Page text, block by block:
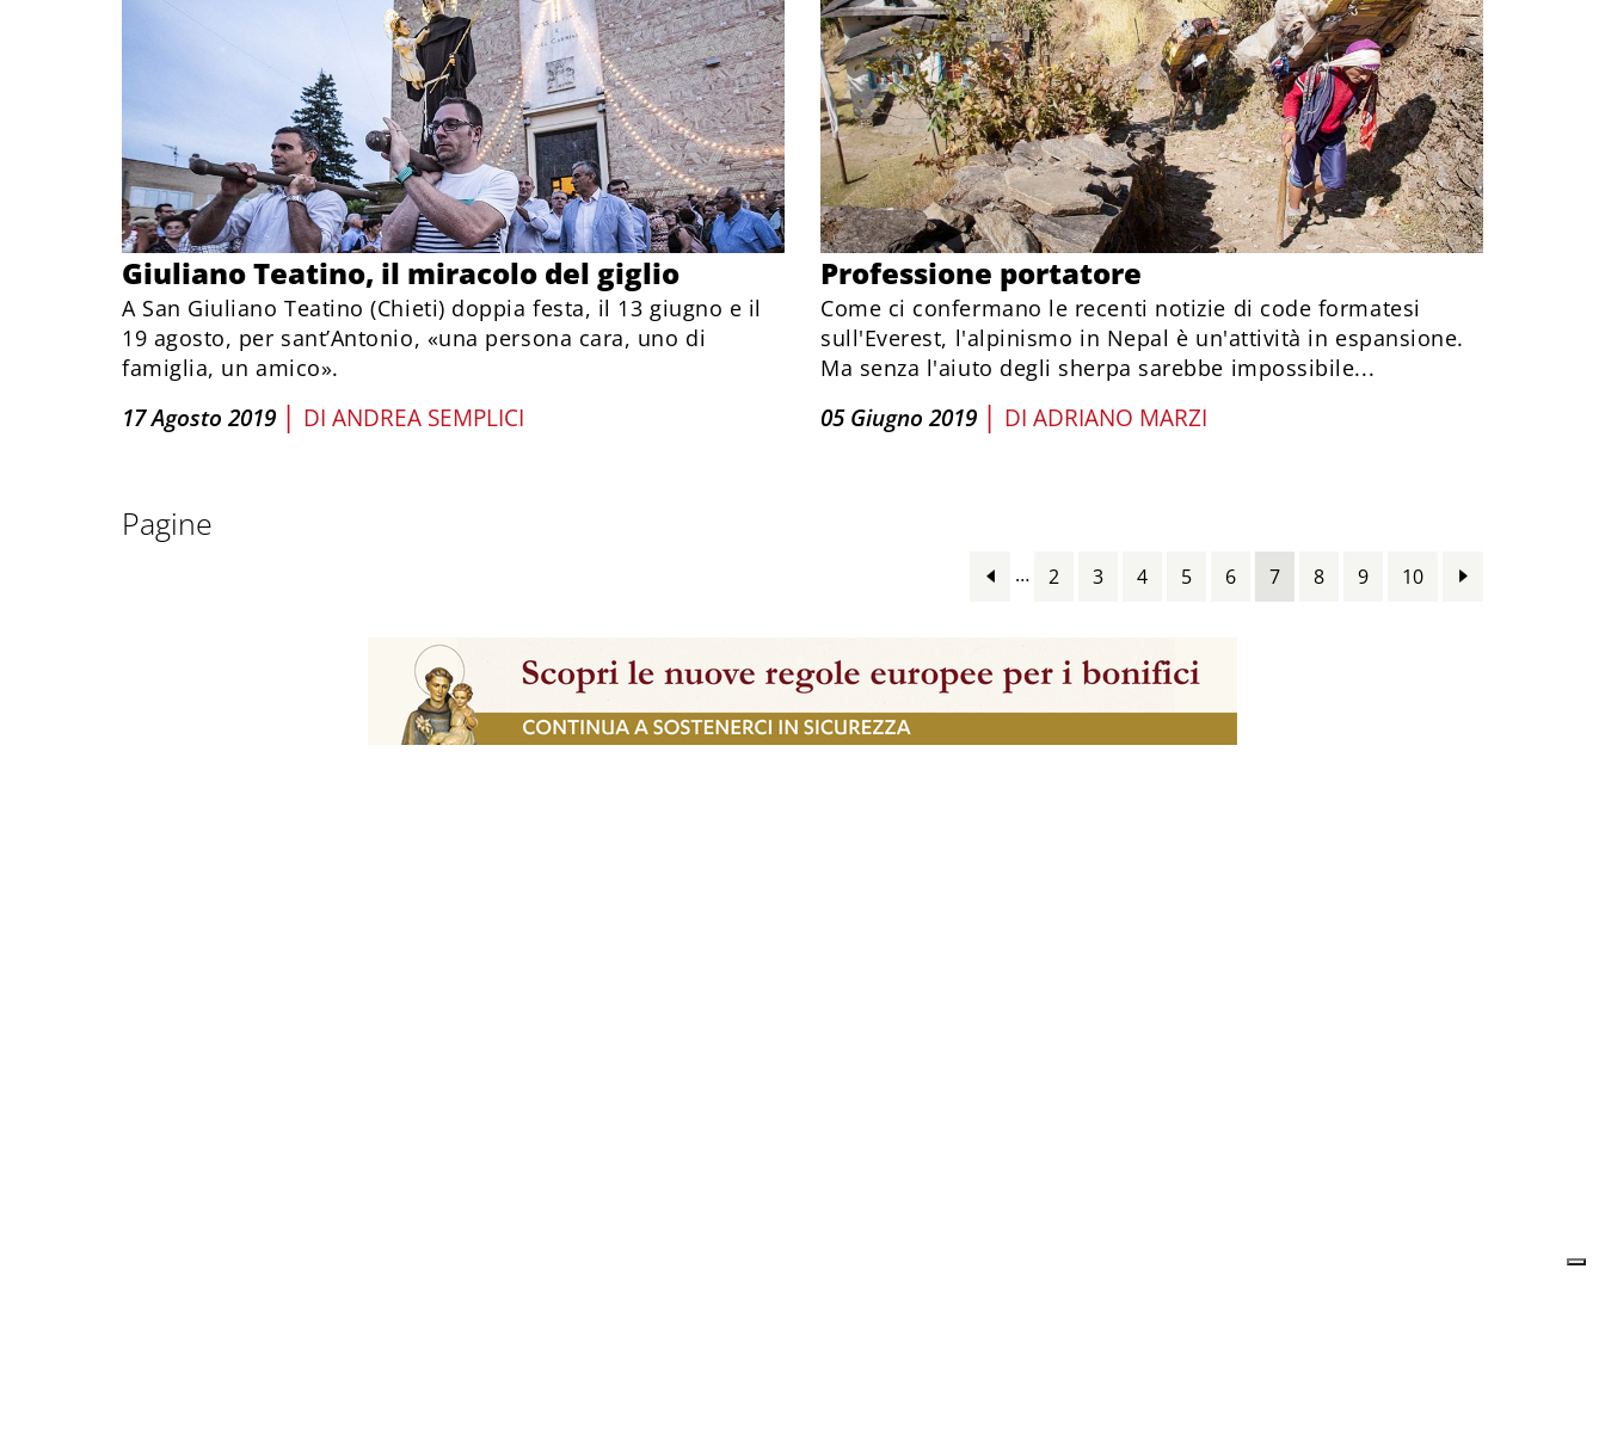
Giuliano Teatino, il miracolo del giglio
A San Giuliano Teatino (Chieti) doppia festa, il 13 giugno e il
19 agosto, per sant’Antonio, «una persona cara, uno di
famiglia, un amico».
17 Agosto 2019 | DI ANDREA SEMPLICI
Professione portatore
Come ci confermano le recenti notizie di code formatesi
sull'Everest, l'alpinismo in Nepal è un'attività in espansione.
Ma senza l'aiuto degli sherpa sarebbe impossibile...
05 Giugno 2019 | DI ADRIANO MARZI
Pagine
… 2 3 4 5 6 7 8 9 10